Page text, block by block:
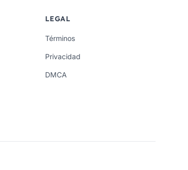
LEGAL
Términos
Privacidad
DMCA